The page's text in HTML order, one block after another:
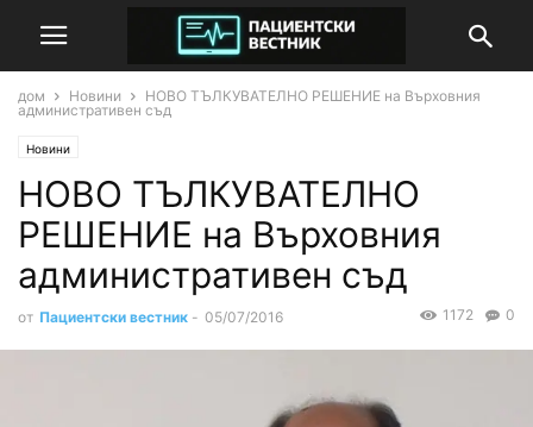
дом Новини
НОВО ТЪЛКУВАТЕЛНО РЕШЕНИЕ на Върховния
административен съд
Новини
НОВО ТЪЛКУВАТЕЛНО
РЕШЕНИЕ на Върховния
административен съд
от Пациентски вестник - 05/07/2016 0
1172